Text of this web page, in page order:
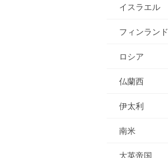
イスラエル
フィンランド
ロシア
仏蘭西
伊太利
南米
大英帝国